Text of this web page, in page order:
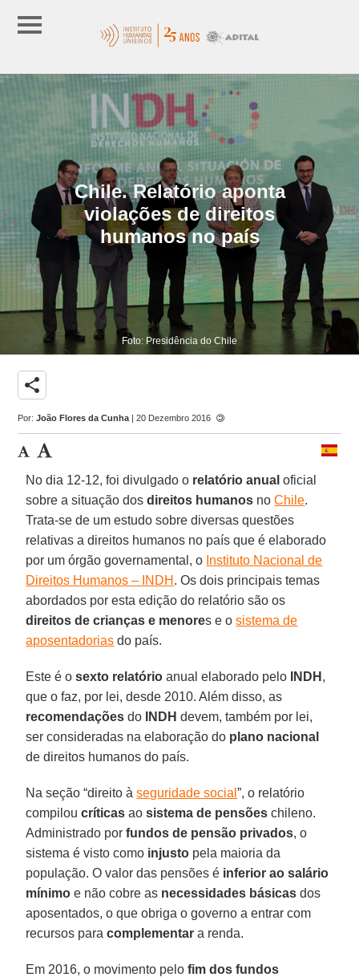
Chile. Relatório aponta
violações de direitos
humanos no país
Foto: Presidência do Chile
share
Por:João Flores da Cunha | 20 Dezembro 2016
No dia 12-12, foi divulgado o relatório anual oficial
sobre a situação dosdireitos humanos noChile.
Trata-se de um estudo sobre diversas questões
relativas a direitos humanos no país que é elaborado
por um órgão governamental, o Instituto Nacional de
Direitos Humanos – INDH . Os dois principais temas
abordados por esta edição do relatório são os
direitos de crianças e menores e osistema de
aposentadorias do país.
Este é osexto relatório anual elaborado pelo INDH ,
que o faz, por lei, desde 2010. Além disso, as
recomendações do INDH devem, também por lei,
ser consideradas na elaboração do plano nacional
de direitos humanos do país.
Na seção “direito àseguridade social”, o relatório
compiloucríticas aosistema de pensões chileno.
Administrado porfundos de pensão privados, o
sistema é visto como injusto pela maioria da
população. O valor das pensões é inferior ao salário
mínimo e não cobre as necessidades básicas dos
aposentados, o que obriga o governo a entrar com
recursos paracomplementar a renda.
Em 2016, o movimento pelo fim dos fundos